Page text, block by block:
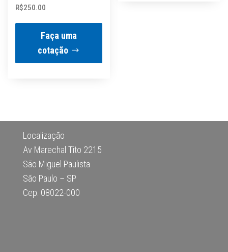
R$250.00
Faça uma
cotação
Localização
Av Marechal Tito 2215
São Miguel Paulista
São Paulo – SP
Cep: 08022-000